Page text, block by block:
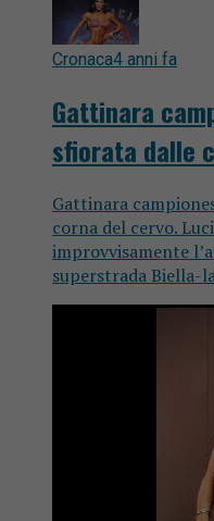
Cronaca4 anni fa
Gattinara
sfiorata dalle
Gattinara
corna del cervo.
improvvisamente
superstrada Biella-